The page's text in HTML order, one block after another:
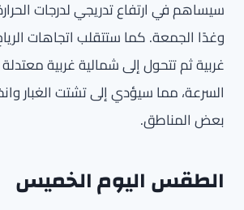
سيساهم في ارتفاع تدريجي لدرجات
وغدًا الجمعة. كما ستتقلب اتجاهات
غربية ثم تتحول إلى شمالية غربية
السرعة، مما سيؤدي إلى تشتت الغبار
بعض المناطق.
الطقس اليوم الخميس